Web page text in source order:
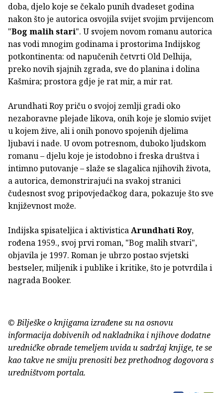
doba, djelo koje se čekalo punih dvadeset godina
nakon što je autorica osvojila svijet svojim prvijencom
"Bog malih stari". U svojem novom romanu autorica
nas vodi mnogim godinama i prostorima Indijskog
potkontinenta: od napučenih četvrti Old Delhija,
preko novih sjajnih zgrada, sve do planina i dolina
Kašmira; prostora gdje je rat mir, a mir rat.
Arundhati Roy priču o svojoj zemlji gradi oko
nezaboravne plejade likova, onih koje je slomio svijet
u kojem žive, ali i onih ponovo spojenih djelima
ljubavi i nade. U ovom potresnom, duboko ljudskom
romanu – djelu koje je istodobno i freska društva i
intimno putovanje – slaže se slagalica njihovih života,
a autorica, demonstrirajući na svakoj stranici
čudesnost svog pripovjedačkog dara, pokazuje što sve
književnost može.
Indijska spisateljica i aktivisticaArundhati Roy,
rođena 1959., svoj prvi roman, "Bog malih stvari",
objavila je 1997. Roman je ubrzo postao svjetski
bestseler, miljenik i publike i kritike, što je potvrdila i
nagrada Booker.
© Bilješke o knjigama izrađene su na osnovu
informacija dobivenih od nakladnika i njihove dodatne
uredničke obrade temeljem uvida u sadržaj knjige, te se
kao takve ne smiju prenositi bez prethodnog dogovora s
uredništvom portala.